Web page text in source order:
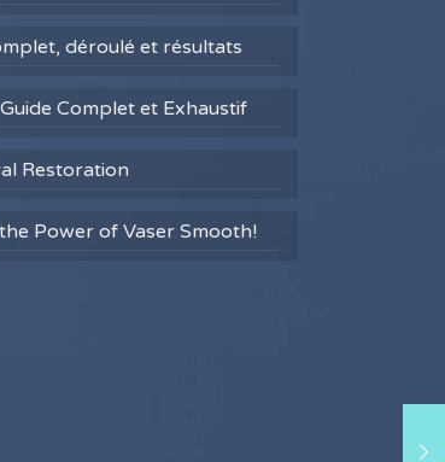
déroulé et résultats
Complet et Exhaustif
Restoration
Power of Vaser Smooth!